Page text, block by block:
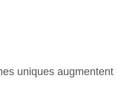
uniques augmentent